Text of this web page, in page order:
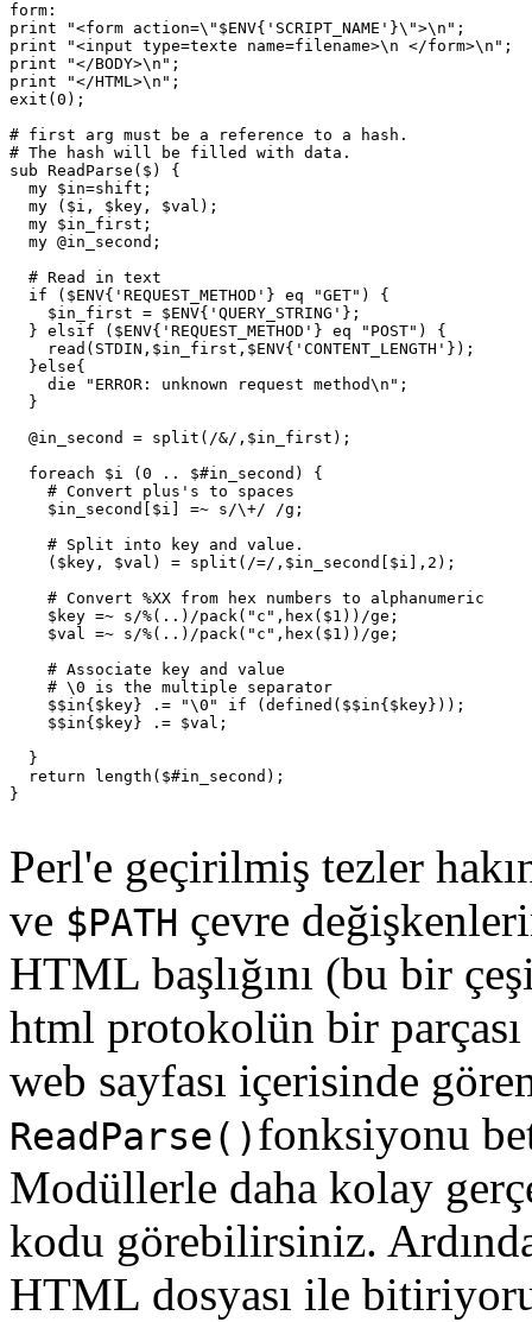
form:
print "<form action=\"$ENV{'SCRIPT_NAME'}\">\n";
print "<input type=texte name=filename>\n </form>\n";
print "</BODY>\n";
print "</HTML>\n";
exit(0);
# first arg must be a reference to a hash.
# The hash will be filled with data.
sub ReadParse($) {
  my $in=shift;
  my ($i, $key, $val);
  my $in_first;
  my @in_second;
  # Read in text
  if ($ENV{'REQUEST_METHOD'} eq "GET") {
    $in_first = $ENV{'QUERY_STRING'};
  } elsif ($ENV{'REQUEST_METHOD'} eq "POST") {
    read(STDIN,$in_first,$ENV{'CONTENT_LENGTH'});
  }else{
    die "ERROR: unknown request method\n";
  }
  @in_second = split(/&/,$in_first);
  foreach $i (0 .. $#in_second) {
    # Convert plus's to spaces
    $in_second[$i] =~ s/\+/ /g;
    # Split into key and value.
    ($key, $val) = split(/=/,$in_second[$i],2);
    # Convert %XX from hex numbers to alphanumeric
    $key =~ s/%(..)/pack("c",hex($1))/ge;
    $val =~ s/%(..)/pack("c",hex($1))/ge;
    # Associate key and value
    # \0 is the multiple separator
    $$in{$key} .= "\0" if (defined($$in{$key}));
    $$in{$key} .= $val;
  }
  return length($#in_second);
}
Perl'e geçirilmiş tezler
ve $PATH çevre
HTML başlığını (bu bir
html protokolün bir
web sayfası içerisinde
ReadParse()fonksiyonu
Modüllerle daha kolay
kodu görebilirsiniz.
HTML dosyası ile